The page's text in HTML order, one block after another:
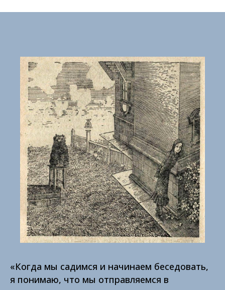
«Когда мы садимся и начинаем беседовать,
я понимаю, что мы отправляемся в